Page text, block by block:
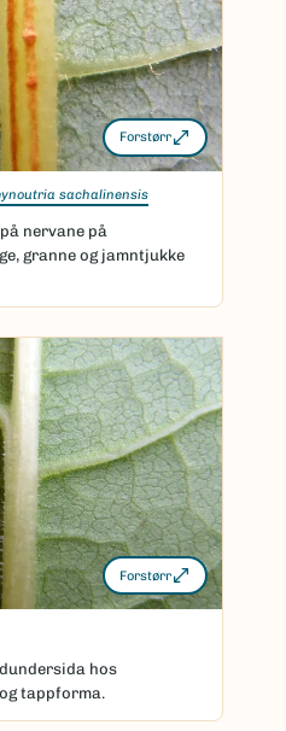
Forstørr
sachalinensis
nervane på
granne og jamntjukke
Forstørr
hos
tappforma.